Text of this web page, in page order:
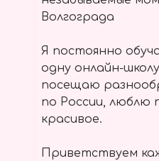
Волгограда
Я постоянно
одну онлайн-
посещаю
по России, люблю
красивое.
Приветствуем